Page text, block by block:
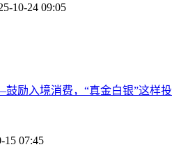
10-24 09:05
励入境消费，“真金白银”这样投
15 07:45